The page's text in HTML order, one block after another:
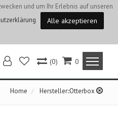
und um Ihr Erlebnis auf unseren
Alle akzeptieren
0
(0)
Home Hersteller::Otterbox